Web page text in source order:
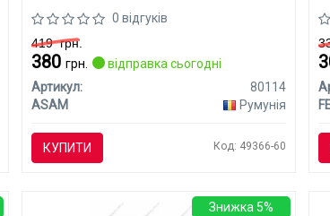
0 відгуків
419грн.
380грн.
відправка сьогодні
Артикул:
80114
ASAM
Румунія
КУПИТИ Код: 49366-60
Знижка 5%